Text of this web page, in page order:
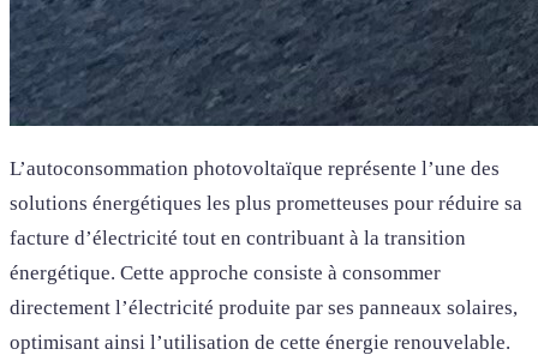
L’autoconsommation photovoltaïque représente l’une des
solutions énergétiques les plus prometteuses pour réduire sa
facture d’électricité tout en contribuant à la transition
énergétique. Cette approche consiste à consommer
directement l’électricité produite par ses panneaux solaires,
optimisant ainsi l’utilisation de cette énergie renouvelable.